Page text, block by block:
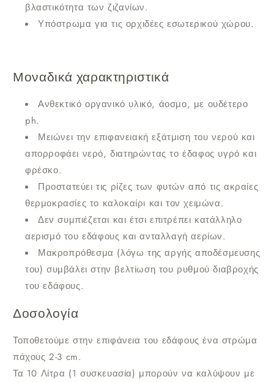
βλαστικότητα των ζιζανίων.
Υπόστρωμα για τις ορχιδέες εσωτερικού χώρου.
Μοναδικά χαρακτηριστικά
Ανθεκτικό οργανικό υλικό, άοσμο, με ουδέτερο
ph.
Μειώνει την επιφανειακή εξάτμιση του νερού και
απορροφάει νερό, διατηρώντας το έδαφος υγρό και
φρέσκο.
Προστατεύει τις ρίζες των φυτών από τις ακραίες
θερμοκρασίες το καλοκαίρι και τον χειμώνα.
Δεν συμπιέζεται και έτσι επιτρέπει κατάλληλο
αερισμό του εδάφους και ανταλλαγή αερίων.
Μακροπρόθεσμα (λόγω της αργής αποδέσμευσης
του) συμβάλει στην βελτίωση του ρυθμού διαβροχής
του εδάφους.
Δοσολογία
Τοποθετούμε στην επιφάνεια του εδάφους ένα στρώμα
πάχους 2-3 cm.
Τα 10 Λίτρα (1 συσκευασία) μπορούν να καλύψουν με